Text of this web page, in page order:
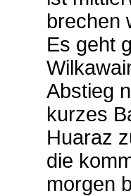
brechen
Es geht
Abstieg
kurzes
Huaraz
die
morgen